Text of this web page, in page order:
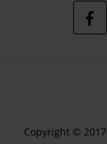
Copyright ©